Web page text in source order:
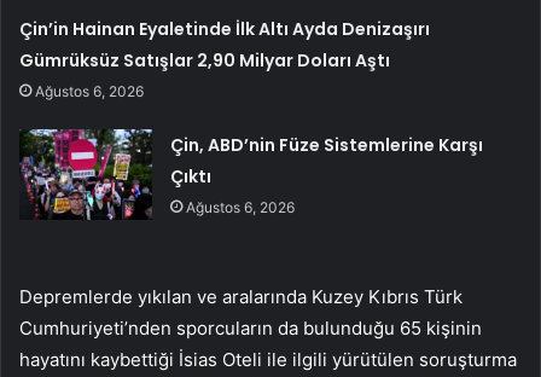
Çin’in Hainan Eyaletinde İlk Altı Ayda Denizaşırı
Gümrüksüz Satışlar 2,90 Milyar Doları Aştı
Ağustos 6, 2026
Çin, ABD’nin Füze Sistemlerine Karşı
Çıktı
Ağustos 6, 2026
Depremlerde yıkılan ve aralarında Kuzey Kıbrıs Türk
Cumhuriyeti’nden sporcuların da bulunduğu 65 kişinin
hayatını kaybettiği İsias Oteli ile ilgili yürütülen soruşturma